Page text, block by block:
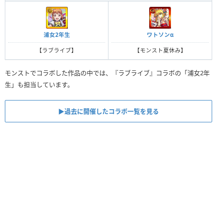
浦女2年生
【ラブライブ】
ワトソンα
【モンスト夏休み】
モンストでコラボした作品の中では、『ラブライブ』コラボの「浦女2年
生」も担当しています。
▶︎過去に開催したコラボ一覧を見る